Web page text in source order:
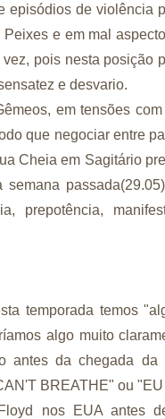
episódios de violência
e em mal
pois nesta posição
e desvario.
em tensões
que negociar entre
Cheia em Sagitário
prepotência,
temporada temos
algo muito
antes da chegada da
BREATHE" ou
nos EUA antes